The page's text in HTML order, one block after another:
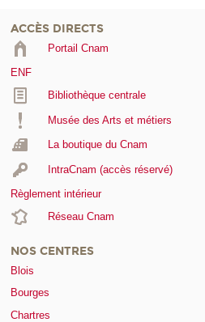
ACCÈS DIRECTS
Portail Cnam
ENF
Bibliothèque centrale
Musée des Arts et métiers
La boutique du Cnam
IntraCnam (accès réservé)
Règlement intérieur
Réseau Cnam
NOS CENTRES
Blois
Bourges
Chartres